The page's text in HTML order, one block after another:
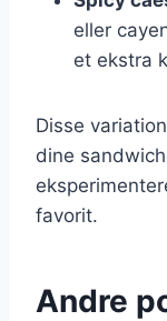
eller
et ekstra
Disse
dine
favorit.
Andre